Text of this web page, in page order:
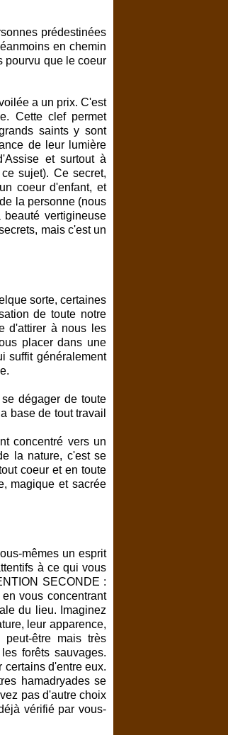
prédestinées
en chemin
pourvu que le coeur
a un prix. C'est
Cette clef permet
saints y sont
de leur lumière
et surtout à
sujet). Ce secret,
coeur d'enfant, et
la personne (nous
vertigineuse
mais c'est un
sorte, certaines
de toute notre
d'attirer à nous les
placer dans une
suffit généralement
dégager de toute
base de tout travail
concentré vers un
la nature, c'est se
coeur et en toute
magique et sacrée
mêmes un esprit
à ce qui vous
SECONDE :
vous concentrant
du lieu. Imaginez
leur apparence,
peut-être mais très
forêts sauvages.
certains d'entre eux.
hamadryades se
pas d'autre choix
vérifié par vous-